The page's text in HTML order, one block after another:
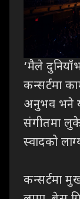
‘मैले
कन्सर्टमा
अनुभव भने
संगीतमा
स्वादको
कन्सर्टमा